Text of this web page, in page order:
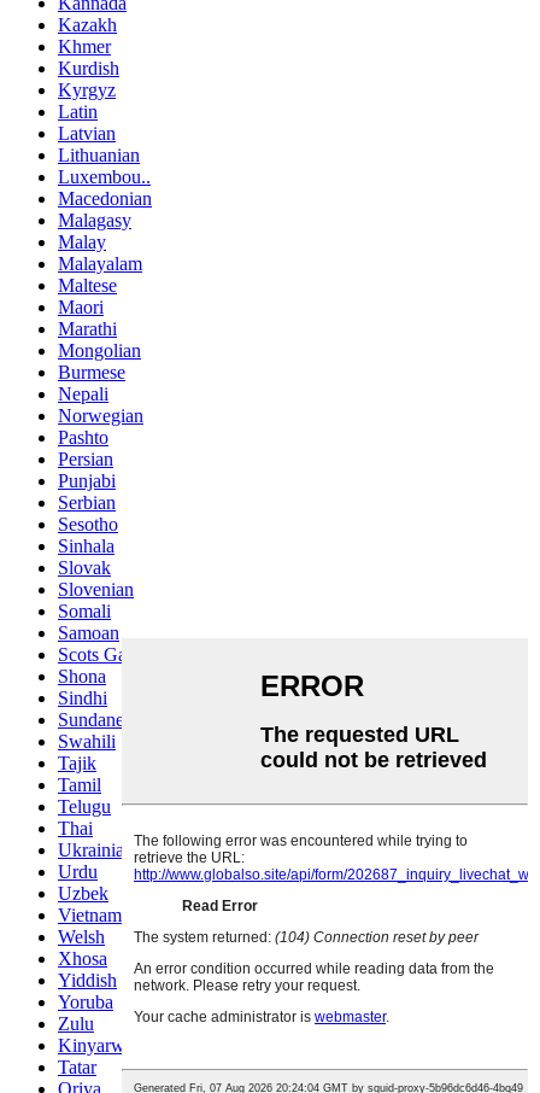
Kazakh
Khmer
Kurdish
Kyrgyz
Latin
Latvian
Lithuanian
Luxembou..
Macedonian
Malagasy
Malay
Malayalam
Maltese
Maori
Marathi
Mongolian
Burmese
Nepali
Norwegian
Pashto
Persian
Punjabi
Serbian
Sesotho
Sinhala
Slovak
Slovenian
Somali
Samoan
Scots Gaelic
Shona
Sindhi
Sundanese
Swahili
Tajik
Tamil
Telugu
Thai
Ukrainian
Urdu
Uzbek
Vietnamese
Welsh
Xhosa
Yiddish
Yoruba
Zulu
Kinyarwanda
Tatar